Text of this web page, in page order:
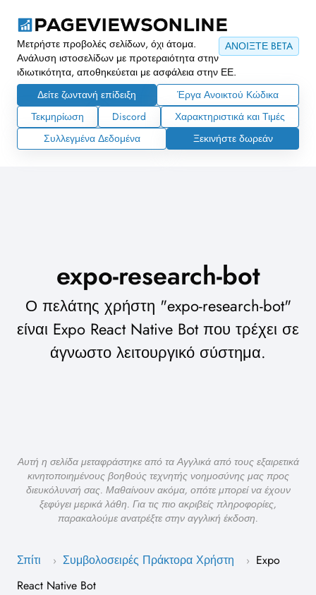
ΑΝΟΙΞΤΕ BETA
Μετρήστε προβολές σελίδων, όχι άτομα.
Ανάλυση ιστοσελίδων με προτεραιότητα στην
ιδιωτικότητα, αποθηκεύεται με ασφάλεια στην ΕΕ.
Δείτε ζωντανή επίδειξη
Έργα Ανοικτού Κώδικα
Τεκμηρίωση
Discord
Χαρακτηριστικά και Τιμές
Συλλεγμένα Δεδομένα
Ξεκινήστε δωρεάν
expo-research-bot
Ο πελάτης χρήστη "expo-research-bot"
είναι Expo React Native Bot που τρέχει σε
άγνωστο λειτουργικό σύστημα.
Αυτή η σελίδα μεταφράστηκε από τα Αγγλικά από τους εξαιρετικά
κινητοποιημένους βοηθούς τεχνητής νοημοσύνης μας προς
διευκόλυνσή σας. Μαθαίνουν ακόμα, οπότε μπορεί να έχουν
ξεφύγει μερικά λάθη. Για τις πιο ακριβείς πληροφορίες,
παρακαλούμε ανατρέξτε στην αγγλική έκδοση.
Σπίτι › Συμβολοσειρές Πράκτορα Χρήστη › Expo
React Native Bot